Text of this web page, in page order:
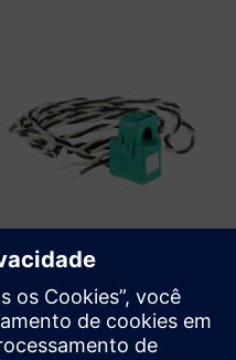
Accessories
On e interfaces de
a capacidade de